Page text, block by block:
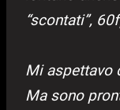
“scontati”,
Mi aspettavo
Ma sono